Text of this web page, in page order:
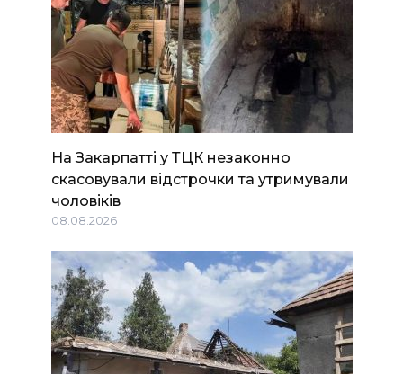
На Закарпатті у ТЦК незаконно
скасовували відстрочки та утримували
чоловіків
08.08.2026